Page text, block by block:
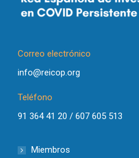
Correo electrónico
info@reicop.org
Teléfono
91 364 41 20 / 607 605 513
Miembros